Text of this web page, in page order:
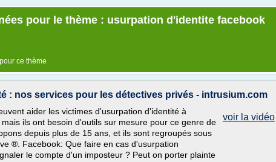
pour le thème : usurpation d'identite facebook
pour ce thème
: nos services pour les détectives privés - intrusium.com
voir la vidéo
aider les victimes d'usurpation d'identité à
ils ont besoin d'outils sur mesure pour ce genre de
depuis plus de 15 ans, et ils sont regroupés sous
®. Facebook: Que faire en cas d'usurpation
le compte d'un imposteur ? Peut on porter plainte